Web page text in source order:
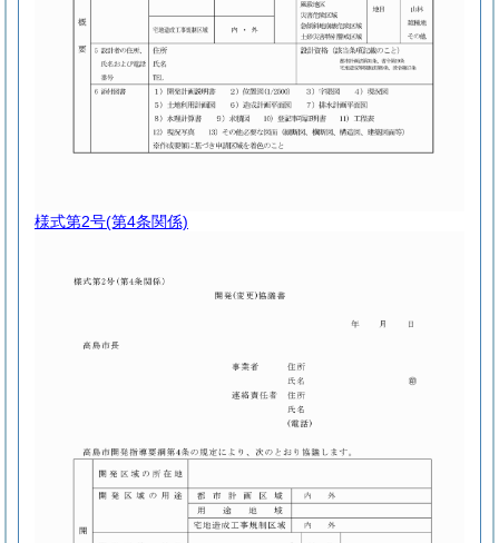
様式第2号(第4条関係)